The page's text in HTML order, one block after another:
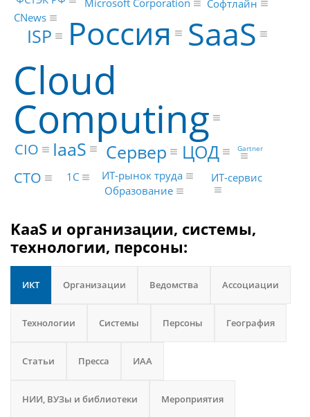
Cloud
Computing
SaaS
Россия
IaaS Сервер ЦОД
ISP
CTO
CIO
1С ИТ-рынок труда ИТ-сервис
Софтлайн
CNews
Microsoft Corporation
Образование
Gartner
KaaS и организации, системы,
технологии, персоны:
ИКТ Организации Ведомства Ассоциации
Технологии Системы Персоны География
Статьи Пресса ИАА
НИИ, ВУЗы и библиотеки Мероприятия